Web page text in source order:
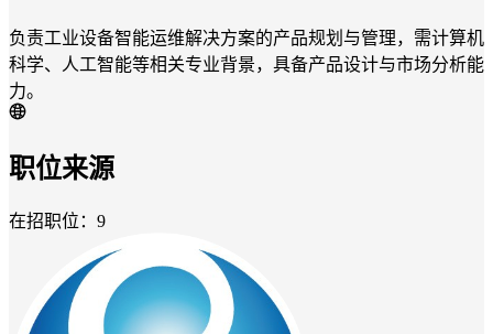
负责工业设备智能运维解决方案的产品规划与管理，需计算机
科学、人工智能等相关专业背景，具备产品设计与市场分析能
力。
职位来源
在招职位：9